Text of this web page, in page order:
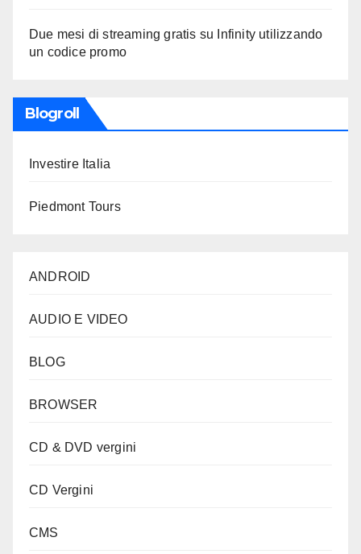
Due mesi di streaming gratis su Infinity utilizzando
un codice promo
Blogroll
Investire Italia
Piedmont Tours
ANDROID
AUDIO E VIDEO
BLOG
BROWSER
CD & DVD vergini
CD Vergini
CMS